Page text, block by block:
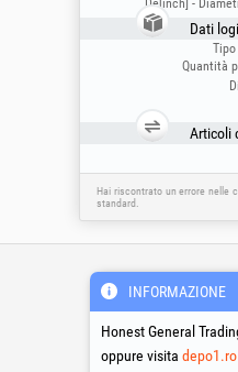
De[inch] -
Dati
Quantità
Articoli
Hai riscontrato un errore nelle
standard.
INFORMAZIONE
Honest General
oppure visita depo1.ro